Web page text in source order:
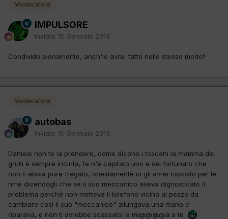
Moderatore
IMPULSORE
Inviato 15 Gennaio 2013
Condivido pienamente, anch'io avrei fatto nello stesso modo!!
Moderatore
autobas
Inviato 15 Gennaio 2013
Daniele non te la prendere, come dicono i toscani la mamma dei
grulli è sempre incinta, te n'è capitato uno e sei fortunato che
non ti abbia pure fregato, onestamente io gli avrei risposto per le
rime dicendogli che se il suo meccanico aveva dignosticato il
problema perchè non metteva il telefono vicino al pezzo da
cambiare così il suo "meccanico" allungava una mano e
riparava, e non ti avrebbe scassato la mi@@@@a a te